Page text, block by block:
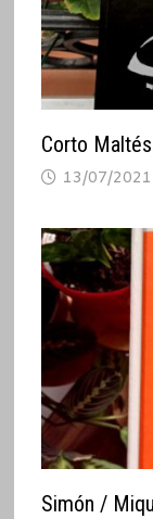
Corto
13/07/2021
Simón /